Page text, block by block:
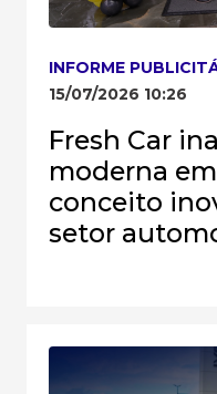
INFORME
15/07/2026 10:26
Fresh Car
moderna
conceito
setor